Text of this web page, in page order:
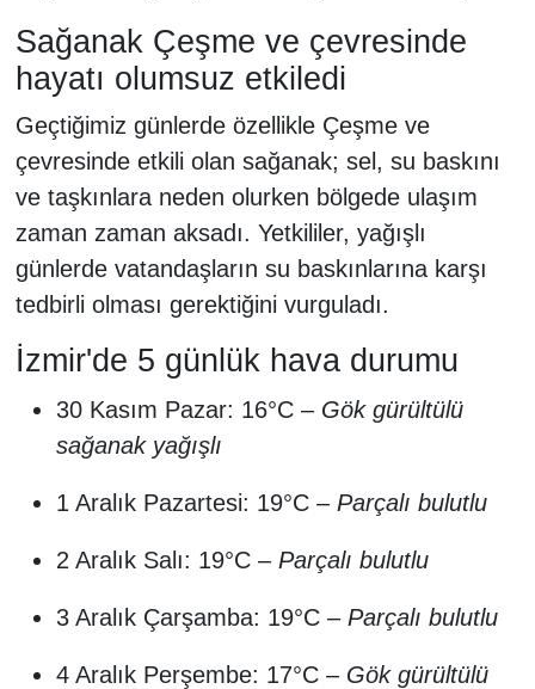
Sağanak Çeşme ve çevresinde
hayatı olumsuz etkiledi
Geçtiğimiz günlerde özellikle Çeşme ve
çevresinde etkili olan sağanak; sel, su baskını
ve taşkınlara neden olurken bölgede ulaşım
zaman zaman aksadı. Yetkililer, yağışlı
günlerde vatandaşların su baskınlarına karşı
tedbirli olması gerektiğini vurguladı.
İzmir'de 5 günlük hava durumu
30 Kasım Pazar: 16°C – Gök gürültülü
sağanak yağışlı
1 Aralık Pazartesi: 19°C – Parçalı bulutlu
2 Aralık Salı: 19°C – Parçalı bulutlu
3 Aralık Çarşamba: 19°C – Parçalı bulutlu
4 Aralık Perşembe: 17°C – Gök gürültülü